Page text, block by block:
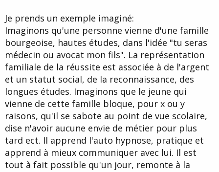
Je prends un exemple imaginé:
Imaginons qu'une personne vienne d'une famille
bourgeoise, hautes études, dans l'idée "tu seras
médecin ou avocat mon fils". La représentation
familiale de la réussite est associée à de l'argent
et un statut social, de la reconnaissance, des
longues études. Imaginons que le jeune qui
vienne de cette famille bloque, pour x ou y
raisons, qu'il se sabote au point de vue scolaire,
dise n'avoir aucune envie de métier pour plus
tard ect. Il apprend l'auto hypnose, pratique et
apprend à mieux communiquer avec lui. Il est
tout à fait possible qu'un jour, remonte à la